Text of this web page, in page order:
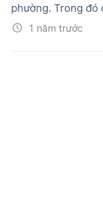
1 năm trước
phường. Trong đó